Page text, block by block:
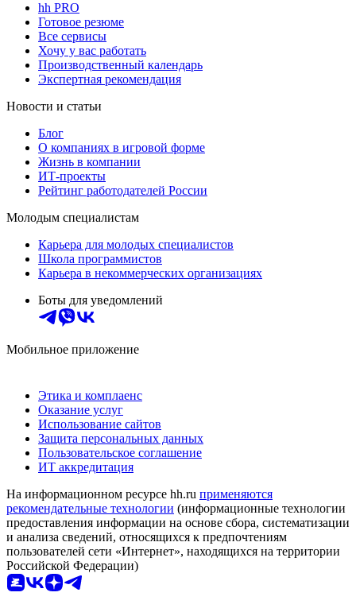
hh PRO
Готовое резюме
Все сервисы
Хочу у вас работать
Производственный календарь
Экспертная рекомендация
Новости и статьи
Блог
О компаниях в игровой форме
Жизнь в компании
ИТ-проекты
Рейтинг работодателей России
Молодым специалистам
Карьера для молодых специалистов
Школа программистов
Карьера в некоммерческих организациях
Боты для уведомлений
Мобильное приложение
Этика и комплаенс
Оказание услуг
Использование сайтов
Защита персональных данных
Пользовательское соглашение
ИТ аккредитация
На информационном ресурсе hh.ru применяются
рекомендательные технологии (информационные технологии
предоставления информации на основе сбора, систематизации
и анализа сведений, относящихся к предпочтениям
пользователей сети «Интернет», находящихся на территории
Российской Федерации)